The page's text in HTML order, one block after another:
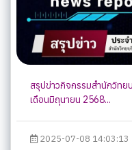
สรุปข่าวกิจกรรมสำนักวิทย
เดือนมิถุนายน 2568...
2025-07-08 14:03:13